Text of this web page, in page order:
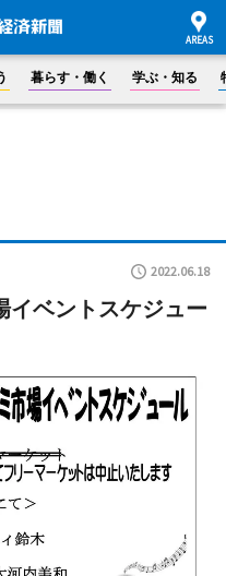
暮らす・働く 学ぶ・知る
2022.06.18
イベントスケジュー